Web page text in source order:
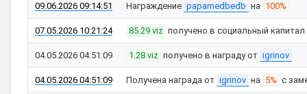
09.06.2026 09:14:51 Награждение papamedbedb на 100%
07.05.2026 10:21:24 85.29 viz получено в социальный
04.05.2026 04:51:09 1.28 viz получено в награду от igrinov
04.05.2026 04:51:09 Получена награда от igrinov на 5% с